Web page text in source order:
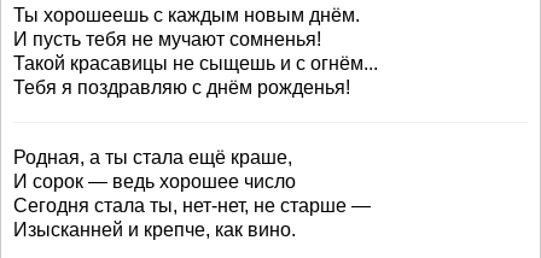
Ты хорошеешь с каждым новым днём.
И пусть тебя не мучают сомненья!
Такой красавицы не сыщешь и с огнём...
Тебя я поздравляю с днём рожденья!
Родная, а ты стала ещё краше,
И сорок — ведь хорошее число
Сегодня стала ты, нет-нет, не старше —
Изысканней и крепче, как вино.